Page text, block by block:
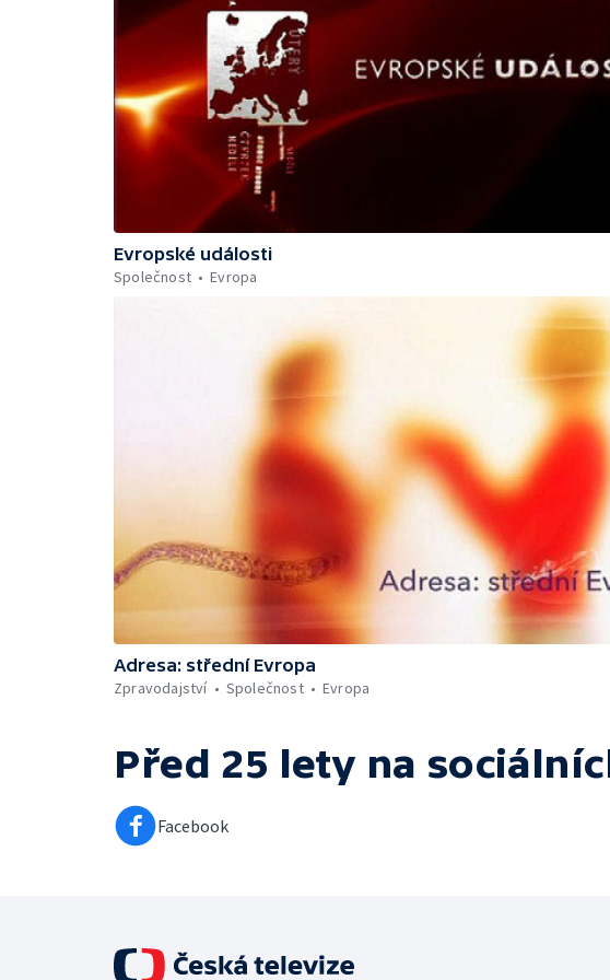
Evropské události
Společnost
Evropa
Adresa: střední Evropa
Zpravodajství
Společnost Evropa
Před 25 lety na
Facebook